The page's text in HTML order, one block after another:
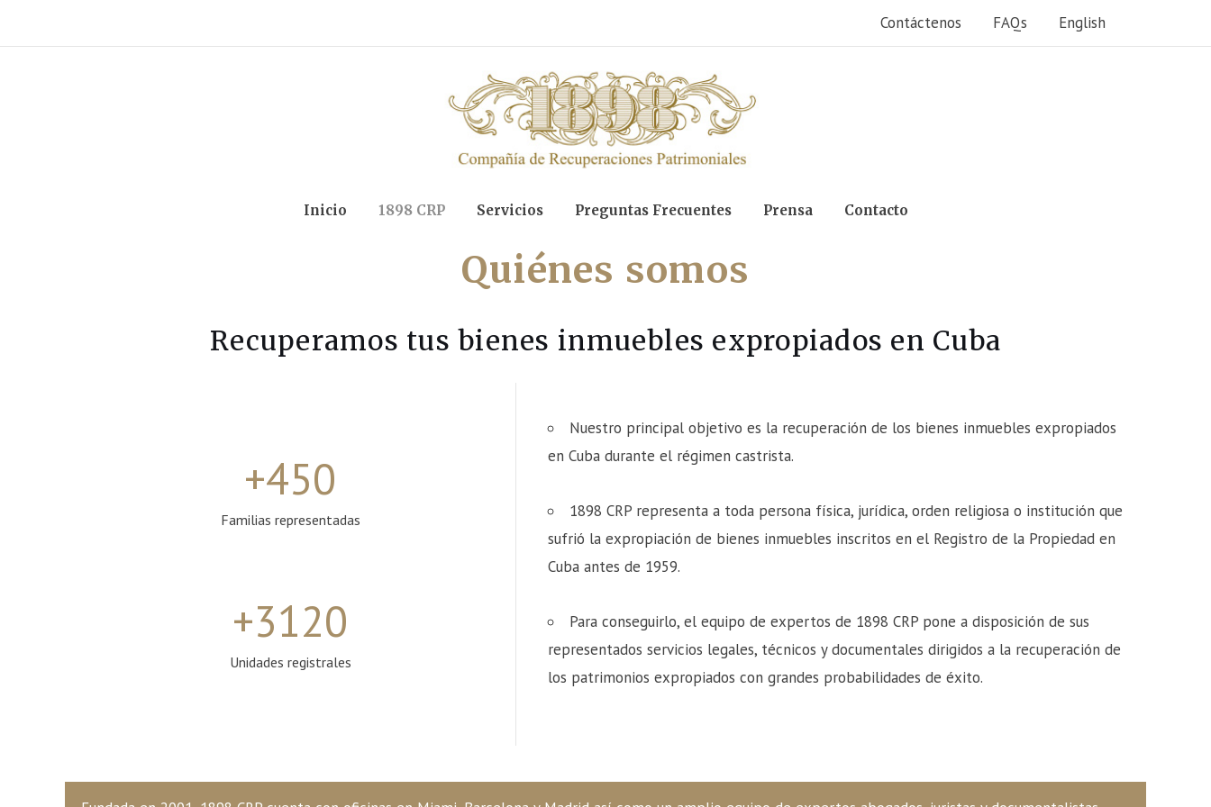
Contáctenos FAQs English
Inicio 1898 CRP Servicios Preguntas Frecuentes Prensa Contacto
Quiénes somos
Recuperamos tus bienes inmuebles expropiados en Cuba
+450
Familias representadas
+3120
Unidades registrales
Nuestro principal objetivo es la recuperación de los bienes inmuebles expropiados
en Cuba durante el régimen castrista.
1898 CRP representa a toda persona física, jurídica, orden religiosa o institución que
sufrió la expropiación de bienes inmuebles inscritos en el Registro de la Propiedad en
Cuba antes de 1959.
Para conseguirlo, el equipo de expertos de 1898 CRP pone a disposición de sus
representados servicios legales, técnicos y documentales dirigidos a la recuperación de
los patrimonios expropiados con grandes probabilidades de éxito.